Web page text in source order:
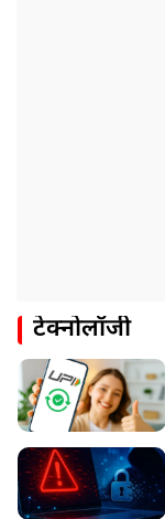
टेक्नोलॉजी